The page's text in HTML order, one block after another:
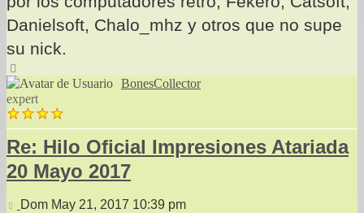
Danielsoft, Chalo_mhz y otros que no supe
su nick.
BonesCollector
expert
Re: Hilo Oficial Impresiones Atariada
20 Mayo 2017
Mensaje
Dom May 21, 2017 10:39 pm